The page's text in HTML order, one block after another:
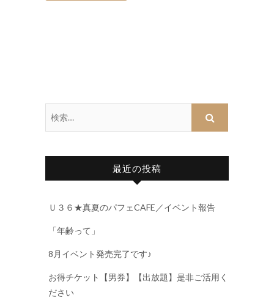
最近の投稿
Ｕ３６★真夏のパフェCAFE／イベント報告
「年齢って」
8月イベント発売完了です♪
お得チケット【男券】【出放題】是非ご活用く
ださい